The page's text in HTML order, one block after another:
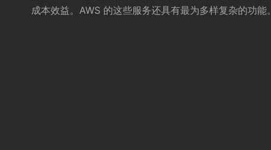
成本效益。AWS 的这些服务还具有最为多样复杂的功能。